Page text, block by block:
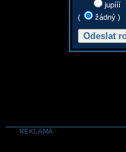
jupííí
(
žádný )
REKLAMA